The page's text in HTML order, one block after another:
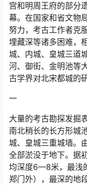
宫和明周王府的部分
幕。在国家和省文物
努力，考古工作者克
埋藏深等诸多困难，
城、内城、皇城三道
河、御街、金明池等
古学界对北宋都城的
一
大量的考古勘探发掘
南北稍长的长方形城
城、皇城三重城墙。
全部淤没于地下。据
均深度6—8米，最浅
郑门外），最深的地